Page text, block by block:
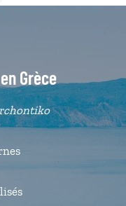
Grèce